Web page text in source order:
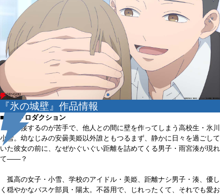
『氷の城壁』作品情報
■イントロダクション
人と接するのが苦手で、他人との間に壁を作ってしまう高校生・氷川
小雪。幼なじみの安曇美姫以外誰ともつるまず、静かに日々を過ごして
いた彼女の前に、なぜかぐいぐい距離を詰めてくる男子・雨宮湊が現れ
て――？
孤高の女子・小雪、学校のアイドル・美姫、距離ナシ男子・湊、優し
く穏やかなバスケ部員・陽太。不器用で、じれったくて、それでも愛お